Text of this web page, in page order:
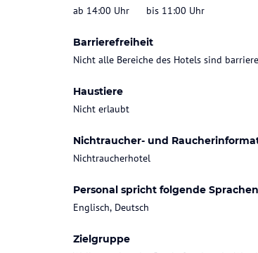
ab 14:00 Uhr
bis 11:00 Uhr
Barrierefreiheit
Nicht alle Bereiche des Hotels sind
Haustiere
Nicht erlaubt
Nichtraucher- und
Nichtraucherhotel
Personal spricht folgende Sprachen
Englisch, Deutsch
Zielgruppe